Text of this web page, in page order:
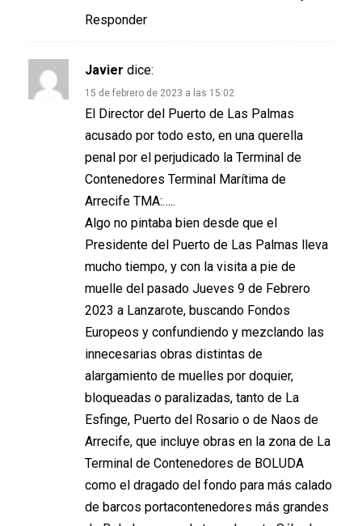
Responder
Javier dice:
15 de febrero de 2023 a las 15:02
El Director del Puerto de Las Palmas
acusado por todo esto, en una querella
penal por el perjudicado la Terminal de
Contenedores Terminal Marítima de
Arrecife TMA:…..
Algo no pintaba bien desde que el
Presidente del Puerto de Las Palmas lleva
mucho tiempo, y con la visita a pie de
muelle del pasado Jueves 9 de Febrero
2023 a Lanzarote, buscando Fondos
Europeos y confundiendo y mezclando las
innecesarias obras distintas de
alargamiento de muelles por doquier,
bloqueadas o paralizadas, tanto de La
Esfinge, Puerto del Rosario o de Naos de
Arrecife, que incluye obras en la zona de La
Terminal de Contenedores de BOLUDA
como el dragado del fondo para más calado
de barcos portacontenedores más grandes